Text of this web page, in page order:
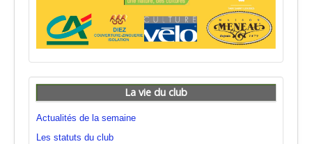
La vie du club
Actualités de la semaine
Les statuts du club